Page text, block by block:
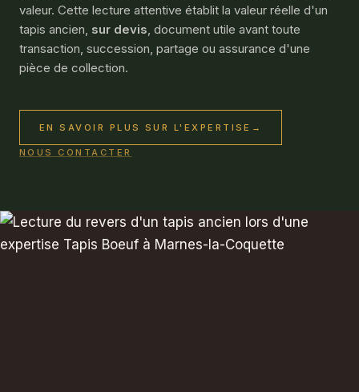
valeur. Cette lecture attentive établit la valeur réelle d'un
tapis ancien, sur devis , document utile avant toute
transaction, succession, partage ou assurance d'une
pièce de collection.
EN SAVOIR PLUS SUR L'EXPERTISE →
NOUS CONTACTER